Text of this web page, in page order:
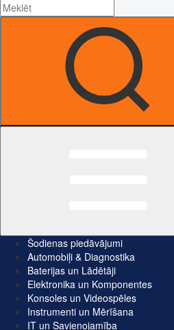
Šodienas piedāvājumi
Automobiļi & Diagnostika
Baterijas un Lādētāji
Elektronika un Komponentes
Konsoles un Videospēles
Instrumenti un Mērīšana
IT un Savienojamība